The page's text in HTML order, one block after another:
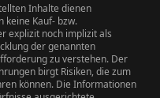
Inhalte dienen
keine Kauf- bzw.
explizit noch implizit als
der genannten
zu verstehen. Der
birgt Risiken, die zum
können. Die Informationen